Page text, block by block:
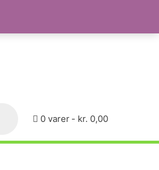
0 varer kr. 0,00